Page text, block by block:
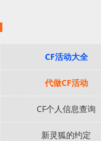
CF活动大全
代做CF活动
CF个人信息查询
新灵狐的约定